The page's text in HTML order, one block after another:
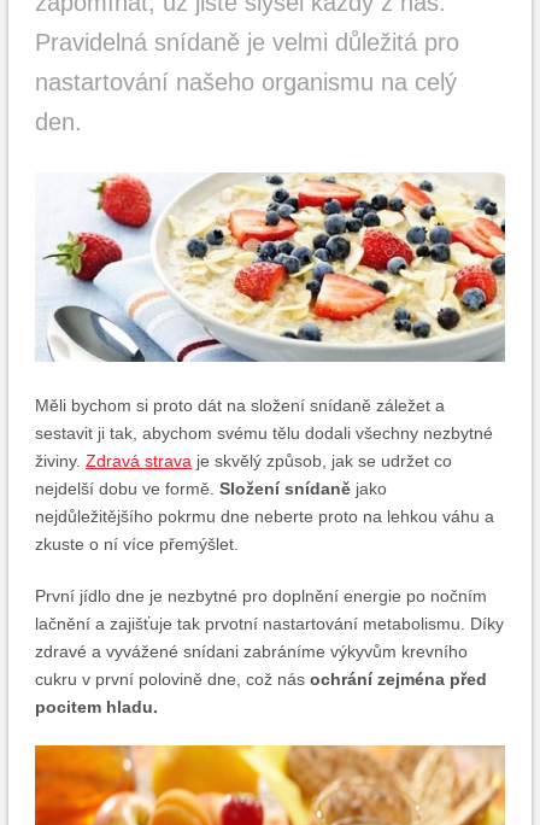
Pravidelná snídaně je velmi důležitá pro
nastartování našeho organismu na celý
den.
Měli bychom si proto dát na složení snídaně záležet a
sestavit ji tak, abychom svému tělu dodali všechny nezbytné
živiny. Zdravá strava je skvělý způsob, jak se udržet co
nejdelší dobu ve formě. Složení snídaně jako
nejdůležitějšího pokrmu dne neberte proto na lehkou váhu a
zkuste o ní více přemýšlet.
První jídlo dne je nezbytné pro doplnění energie po nočním
lačnění a zajišťuje tak prvotní nastartování metabolismu. Díky
zdravé a vyvážené snídani zabráníme výkyvům krevního
cukru v první polovině dne, což nás ochrání zejména před
pocitem hladu.